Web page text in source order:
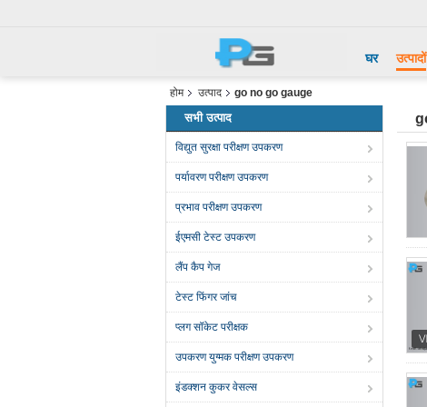
घर उत्पादों
होम उत्पाद go no go gauge
सभी उत्पाद
विद्युत सुरक्षा परीक्षण उपकरण
पर्यावरण परीक्षण उपकरण
प्रभाव परीक्षण उपकरण
ईएमसी टेस्ट उपकरण
लैंप कैप गेज
टेस्ट फिंगर जांच
प्लग सॉकेट परीक्षक
उपकरण युग्मक परीक्षण उपकरण
इंडक्शन कुकर वेसल्स